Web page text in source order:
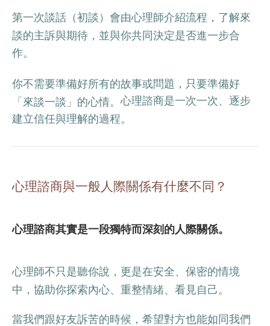
第一次談話（初談）會由心理師介紹流程，了解來
談的主訴與期待，並與你共同決定是否進一步合
作。
你不需要準備好所有的故事或問題，只要準備好
「來談一談」的心情。心理諮商是一次一次、逐步
建立信任與理解的過程。
心理諮商與一般人際關係有什麼不同？
心理諮商其實是一段獨特而深刻的人際關係。
心理師不只是聽你說，更是在安全、保密的情境
中，協助你探索內心、重整情緒、看見自己。
當我們跟好友訴苦的時候，希望對方也能如同我們